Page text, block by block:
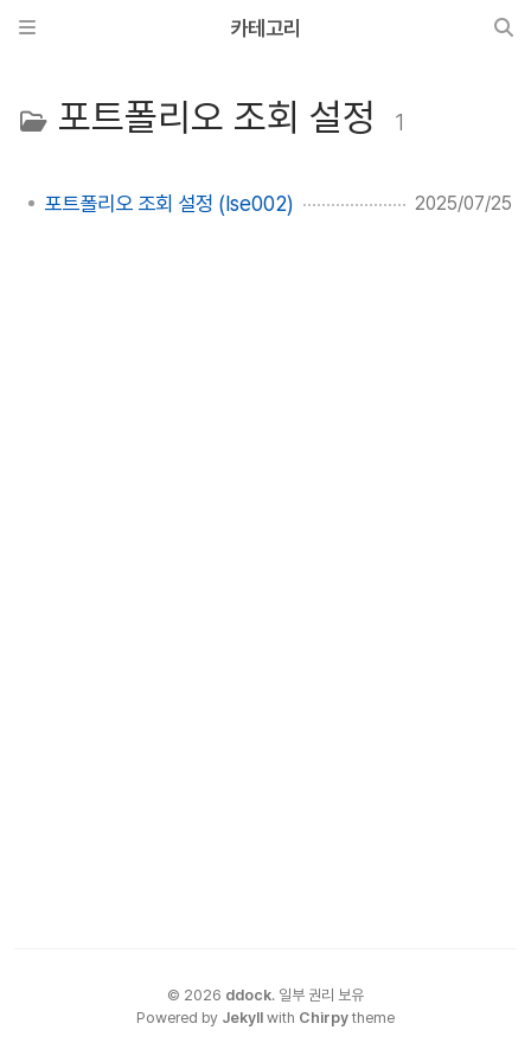
카테고리
포트폴리오 조회 설정 1
포트폴리오 조회 설정 (lse002) 2025/07/25
© 2026 ddock. 일부 권리 보유
Powered by Jekyll with Chirpy theme